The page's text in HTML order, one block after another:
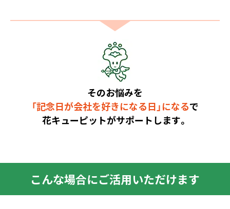
そのお悩みを
「記念日が会社を好きになる日」になるで
花キューピットがサポートします。
こんな場合にご活用いただけます